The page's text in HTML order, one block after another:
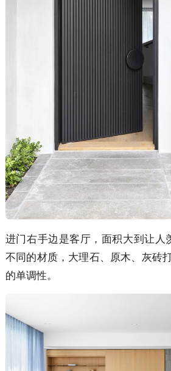
进门右手边是客厅，面积大到让人
不同的材质，大理石、原木、灰砖
的单调性。